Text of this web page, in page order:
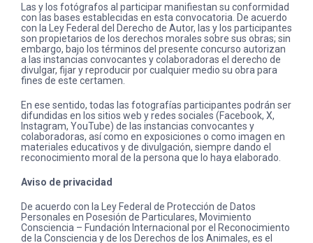
Las y los fotógrafos al participar manifiestan su conformidad
con las bases establecidas en esta convocatoria. De acuerdo
con la Ley Federal del Derecho de Autor, las y los participantes
son propietarios de los derechos morales sobre sus obras; sin
embargo, bajo los términos del presente concurso autorizan
a las instancias convocantes y colaboradoras el derecho de
divulgar, fijar y reproducir por cualquier medio su obra para
fines de este certamen.
En ese sentido, todas las fotografías participantes podrán ser
difundidas en los sitios web y redes sociales (Facebook, X,
Instagram, YouTube) de las instancias convocantes y
colaboradoras, así como en exposiciones o como imagen en
materiales educativos y de divulgación, siempre dando el
reconocimiento moral de la persona que lo haya elaborado.
Aviso de privacidad
De acuerdo con la Ley Federal de Protección de Datos
Personales en Posesión de Particulares, Movimiento
Consciencia – Fundación Internacional por el Reconocimiento
de la Consciencia y de los Derechos de los Animales, es el